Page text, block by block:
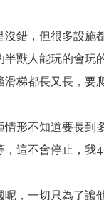
錯，但很多設施
獸人能玩的會玩
梯都長又長，要
形不知道要長到
，這不會停止，我
，一切只為了讓